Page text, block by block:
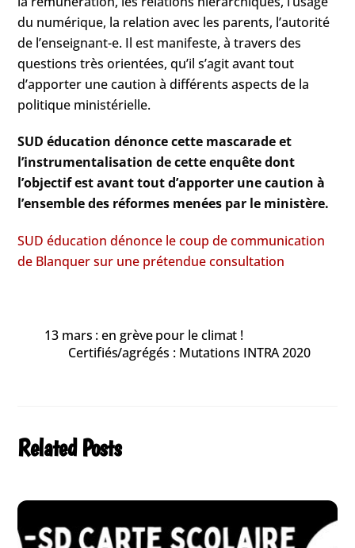
du numérique, la relation avec les parents, l’autorité
de l’enseignant-e. Il est manifeste, à travers des
questions très orientées, qu’il s’agit avant tout
d’apporter une caution à différents aspects de la
politique ministérielle.
SUD éducation dénonce cette mascarade et
l’instrumentalisation de cette enquête dont
l’objectif est avant tout d’apporter une caution à
l’ensemble des réformes menées par le ministère.
SUD éducation dénonce le coup de communication
de Blanquer sur une prétendue consultation
13 mars : en grève pour le climat !
Certifiés/agrégés : Mutations INTRA 2020
Related Posts